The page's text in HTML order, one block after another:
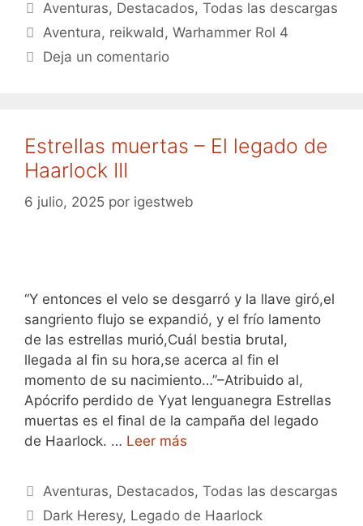
Categorías
Aventuras, Destacados,Todas las descargas
Etiquetas
Aventura, reikwald,Warhammer Rol 4
Deja un comentario
Estrellas muertas – El legado de
Haarlock III
6 julio, 2025 por igestweb
“Y entonces el velo se desgarró y la llave giró,el
sangriento flujo se expandió, y el frío lamento
de las estrellas murió,Cuál bestia brutal,
llegada al fin su hora,se acerca al fin el
momento de su nacimiento…”–Atribuido al,
Apócrifo perdido de Yyat lenguanegra Estrellas
muertas es el final de la campaña del legado
de Haarlock. … Leer más
Categorías
Aventuras, Destacados,Todas las descargas
Etiquetas
Dark Heresy, Legado de Haarlock